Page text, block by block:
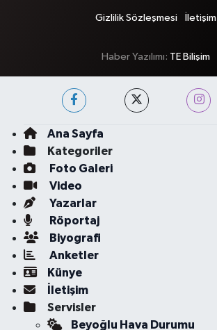
Gizlilik Sözleşmesi İletişim
Haber Yazılımı: TE Bilişim
Ana Sayfa
Kategoriler
Foto Galeri
Video
Yazarlar
Röportaj
Biyografi
Anketler
Künye
İletişim
Servisler
Beyoğlu Hava Durumu